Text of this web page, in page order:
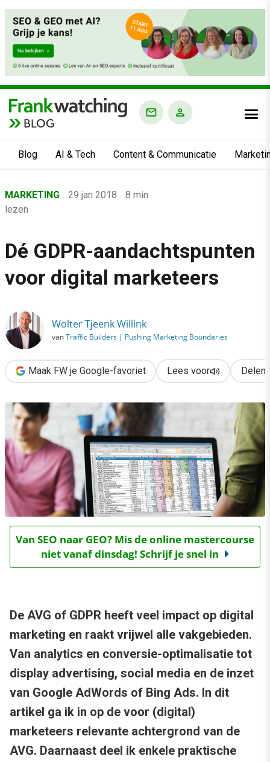
BLOG
Blog AI & Tech Content & Communicatie
›
Marketing
›
MARKETING 29 jan 2018
8 min
lezen
Dé GDPR-aandachtspunten
voor digital marketeers
Wolter Tjeenk Willink
vanTraffic Builders | Pushing Marketing Boundaries
Maak FW je Google-favoriet Lees voor Delen
Van SEO naar GEO? Mis de online mastercourse
niet vanaf dinsdag! Schrijf je snel in
De AVG of GDPR heeft veel impact op digital
marketing en raakt vrijwel alle vakgebieden.
Van analytics en conversie-optimalisatie tot
display advertising, social media en de inzet
van Google AdWords of Bing Ads. In dit
artikel ga ik in op de voor (digital)
marketeers relevante achtergrond van de
AVG. Daarnaast deel ik enkele praktische